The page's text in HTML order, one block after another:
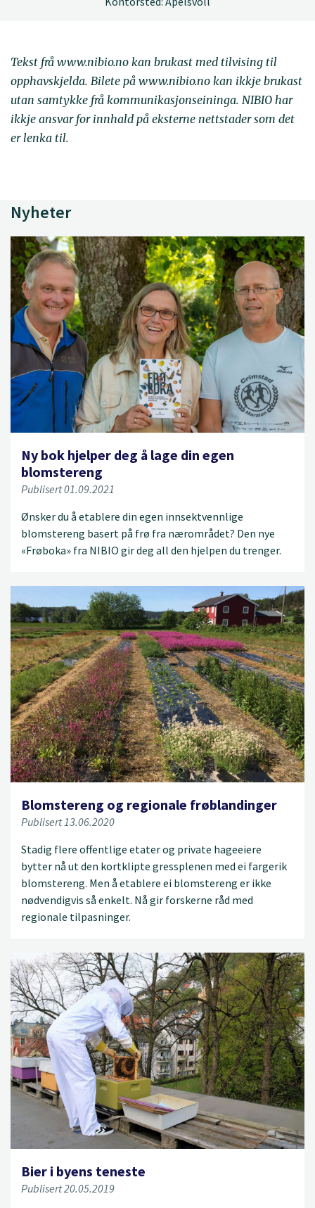
Tekst frå www.nibio.no kan brukast med tilvising til
opphavskjelda. Bilete på www.nibio.no kan ikkje brukast
utan samtykke frå kommunikasjonseininga. NIBIO har
ikkje ansvar for innhald på eksterne nettstader som det
er lenka til.
Nyheter
Ny bok hjelper deg å lage din egen
blomstereng
Publisert 01.09.2021
Ønsker du å etablere din egen innsektvennlige
blomstereng basert på frø fra nærområdet? Den nye
«Frøboka» fra NIBIO gir deg all den hjelpen du trenger.
Blomstereng og regionale frøblandinger
Publisert 13.06.2020
Stadig flere offentlige etater og private hageeiere
bytter nå ut den kortklipte gressplenen med ei fargerik
blomstereng. Men å etablere ei blomstereng er ikke
nødvendigvis så enkelt. Nå gir forskerne råd med
regionale tilpasninger.
Bier i byens teneste
Publisert 20.05.2019